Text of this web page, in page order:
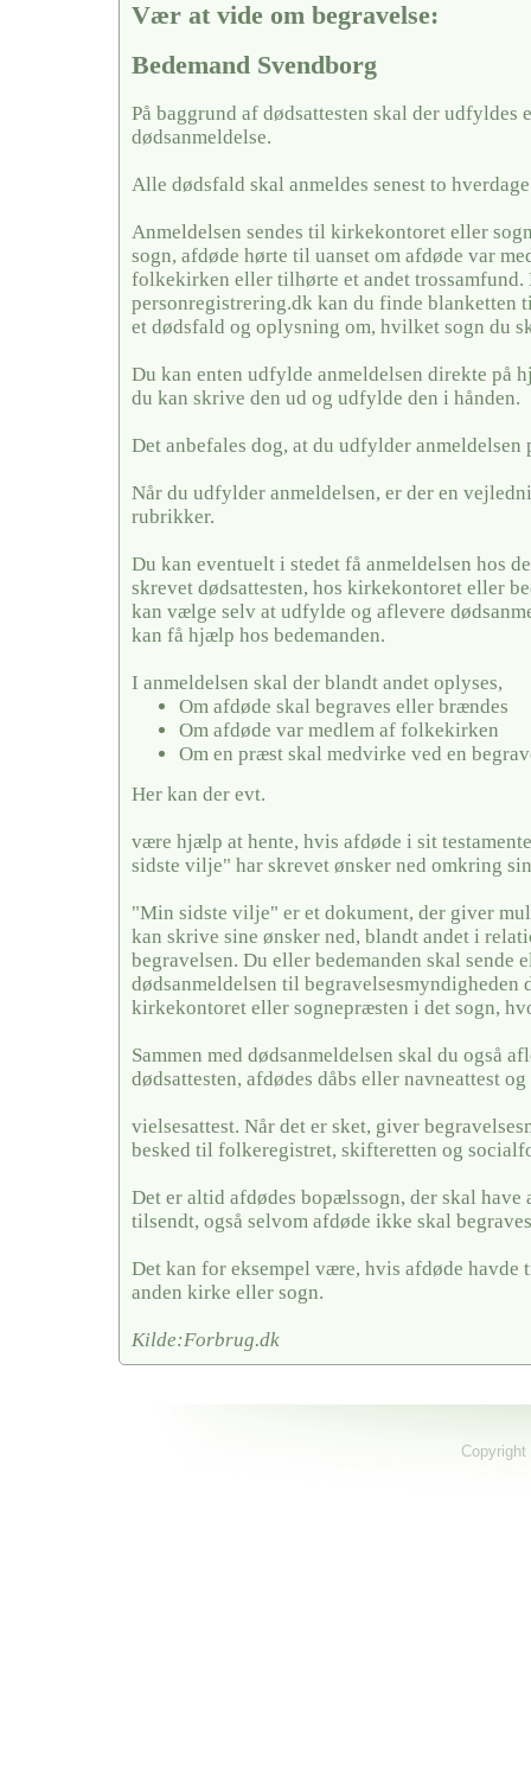
Vær at vide om begravelse:
Bedemand Svendborg
På baggrund af dødsattesten skal der udfyldes
dødsanmeldelse.
Alle dødsfald skal anmeldes senest to
Anmeldelsen sendes til kirkekontoret eller
sogn, afdøde hørte til uanset om afdøde var
folkekirken eller tilhørte et andet trossamfund.
personregistrering.dk kan du finde blanketten
et dødsfald og oplysning om, hvilket sogn du
Du kan enten udfylde anmeldelsen direkte på
du kan skrive den ud og udfylde den i hånden.
Det anbefales dog, at du udfylder anmeldelsen
Når du udfylder anmeldelsen, er der en
rubrikker.
Du kan eventuelt i stedet få anmeldelsen hos
skrevet dødsattesten, hos kirkekontoret eller
kan vælge selv at udfylde og aflevere
kan få hjælp hos bedemanden.
I anmeldelsen skal der blandt andet oplyses,
Om afdøde skal begraves eller brændes
Om afdøde var medlem af folkekirken
Om en præst skal medvirke ved en
Her kan der evt.
være hjælp at hente, hvis afdøde i sit
sidste vilje" har skrevet ønsker ned omkring
"Min sidste vilje" er et dokument, der giver
kan skrive sine ønsker ned, blandt andet i
begravelsen. Du eller bedemanden skal sende
dødsanmeldelsen til begravelsesmyndigheden
kirkekontoret eller sognepræsten i det sogn,
Sammen med dødsanmeldelsen skal du også
dødsattesten, afdødes dåbs eller navneattest og
vielsesattest. Når det er sket, giver
besked til folkeregistret, skifteretten og
Det er altid afdødes bopælssogn, der skal have
tilsendt, også selvom afdøde ikke skal
Det kan for eksempel være, hvis afdøde
anden kirke eller sogn.
Kilde:Forbrug.dk